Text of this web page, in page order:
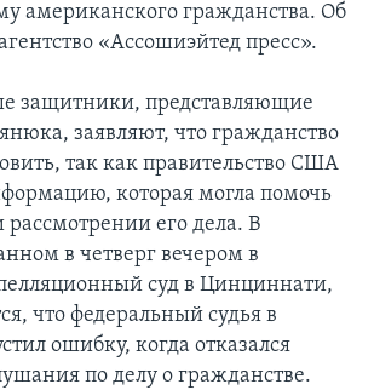
американского гражданства. Об
«Ассошиэйтед пресс».
защитники, представляющие
заявляют, что гражданство
так как правительство США
которая могла помочь
его дела. В
в четверг вечером в
суд в Цинциннати,
что федеральный судья в
ошибку, когда отказался
по делу о гражданстве.